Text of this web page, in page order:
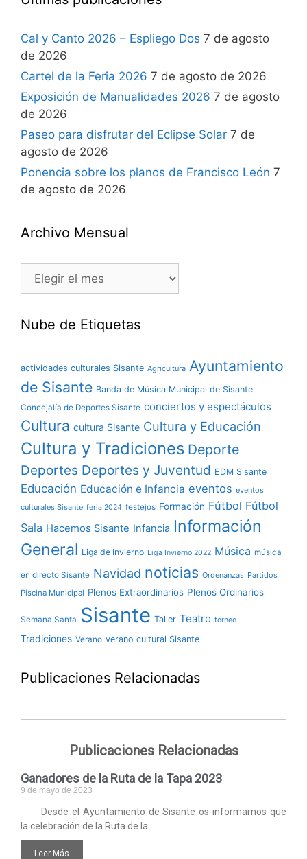
Cal y Canto 2026 – Espliego Dos 7 de agosto
de 2026
Cartel de la Feria 2026 7 de agosto de 2026
Exposición de Manualidades 2026 7 de agosto
de 2026
Paseo para disfrutar del Eclipse Solar 7 de
agosto de 2026
Ponencia sobre los planos de Francisco León 7
de agosto de 2026
Archivo Mensual
Nube de Etiquetas
actividades culturales Sisante Agricultura Ayuntamiento
de Sisante Banda de Música Municipal de Sisante
Concejalía de Deportes Sisante conciertos y espectáculos
Cultura cultura Sisante Cultura y Educación
Cultura y Tradiciones Deporte
Deportes Deportes y Juventud EDM Sisante
Educación Educación e Infancia eventos eventos
culturales Sisante feria 2024 festejos Formación Fútbol Fútbol
Sala Hacemos Sisante Infancia Información
General Liga de Invierno Liga Invierno 2022 Música música
en directo Sisante Navidad noticias Ordenanzas Partidos
Piscina Municipal Plenos Extraordinarios Plenos Ordinarios
Semana Santa Sisante Taller Teatro torneo
Tradiciones Verano verano cultural Sisante
Publicaciones Relacionadas
Publicaciones Relacionadas
Ganadores de la Ruta de la Tapa 2023
9 de mayo de 2023
Desde el Ayuntamiento de Sisante os informamos que
la celebración de la Ruta de la
Leer Más